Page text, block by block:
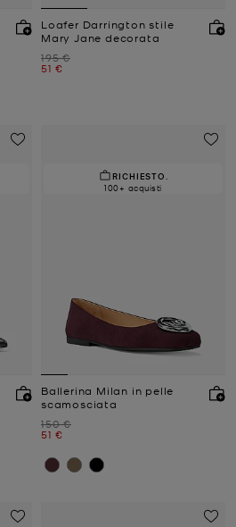
Loafer Darrington stile
Mary Jane decorata
Prezzo iniziale
195 €
Prezzo attuale
51 €
RICHIESTO.
100+ acquisti
Ballerina Milan in pelle
scamosciata
Prezzo iniziale
150 €
Prezzo attuale
51 €